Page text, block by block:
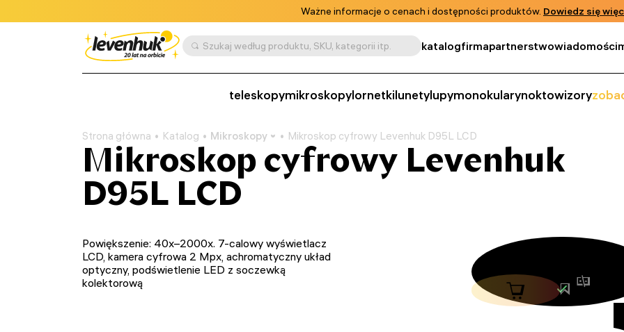
Ważne informacje o cenach i dostępności produktów. Dowiedz się
Szukaj według produktu, SKU, kategorii itp. katalogfirmapartnerstwowiadomości
teleskopymikroskopylornetkilunetylupymonokularynoktowizory
Strona główna Katalog Mikroskopy Mikroskop cyfrowy Levenhuk D95L LCD
Mikroskop cyfrowy Levenhuk
D95L LCD
Powiększenie: 40x–2000x. 7-calowy wyświetlacz
LCD, kamera cyfrowa 2 Mpx, achromatyczny układ
optyczny, podświetlenie LED z soczewką
kolektorową